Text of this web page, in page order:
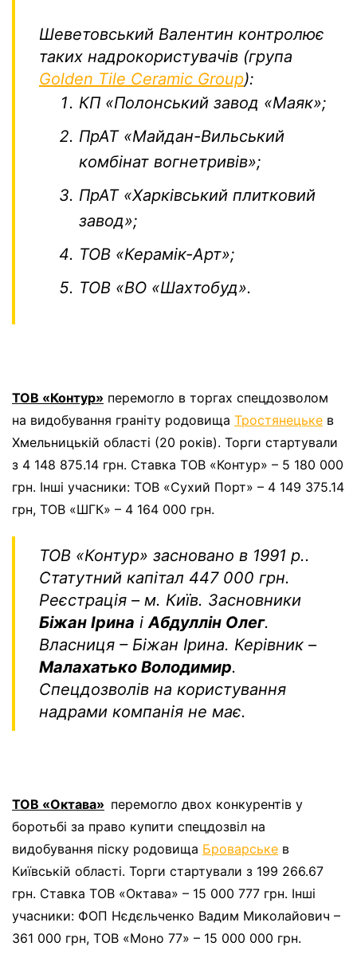
Шеветовський Валентин контролює
таких надрокористувачів (група
Golden Tile Ceramic Group):
КП «Полонський завод «Маяк»;
ПрАТ «Майдан-Вильський
комбінат вогнетривів»;
ПрАТ «Харківський плитковий
завод»;
ТОВ «Керамік-Арт»;
ТОВ «ВО «Шахтобуд».
ТОВ «Контур» перемогло в торгах спецдозволом
на видобування граніту родовища Тростянецьке в
Хмельницькій області (20 років). Торги стартували
з 4 148 875.14 грн. Ставка ТОВ «Контур» – 5 180 000
грн. Інші учасники: ТОВ «Сухий Порт» – 4 149 375.14
грн, ТОВ «ШГК» – 4 164 000 грн.
ТОВ «Контур» засновано в 1991 р..
Статутний капітал 447 000 грн.
Реєстрація – м. Київ. Засновники
Біжан Ірина і Абдуллін Олег.
Власниця – Біжан Ірина. Керівник –
Малахатько Володимир.
Спецдозволів на користування
надрами компанія не має.
ТОВ «Октава» перемогло двох конкурентів у
боротьбі за право купити спецдозвіл на
видобування піску родовища Броварське в
Київській області. Торги стартували з 199 266.67
грн. Ставка ТОВ «Октава» – 15 000 777 грн. Інші
учасники: ФОП Нєдєльченко Вадим Миколайович –
361 000 грн, ТОВ «Моно 77» – 15 000 000 грн.